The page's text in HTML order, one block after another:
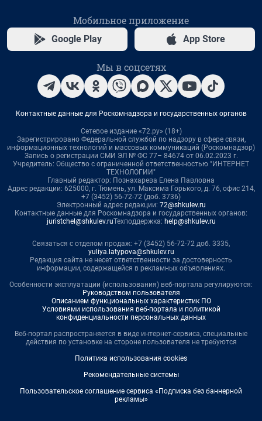
Мобильное приложение
Google Play App Store
Мы в соцсетях
Контактные данные для Роскомнадзора и государственных органов
Сетевое издание «72.ру» (18+)
Зарегистрировано Федеральной службой по надзору в сфере связи,
информационных технологий и массовых коммуникаций (Роскомнадзор)
Запись о регистрации СМИ ЭЛ № ФС 77– 84674 от 06.02.2023 г.
Учредитель: Общество с ограниченной ответственностью "ИНТЕРНЕТ
ТЕХНОЛОГИИ"
Главный редактор: Познахарева Елена Павловна
Адрес редакции: 625000, г. Тюмень, ул. Максима Горького, д. 76, офис 214,
+7 (3452) 56-72-72 (доб. 3736)
Электронный адрес редакции: 72@shkulev.ru
Контактные данные для Роскомнадзора и государственных органов:
juristchel@shkulev.ruТехподдержка: help@shkulev.ru
Связаться с отделом продаж: +7 (3452) 56-72-72 доб. 3335,
yuliya.latypova@shkulev.ru
Редакция сайта не несет ответственности за достоверность
информации, содержащейся в рекламных объявлениях.
Особенности эксплуатации (использования) веб-портала регулируются:
Руководством пользователя
Описанием функциональных характеристик ПО
Условиями использования веб-портала и политикой
конфиденциальности персональных данных
Веб-портал распространяется в виде интернет-сервиса, специальные
действия по установке на стороне пользователя не требуются
Политика использования cookies
Рекомендательные системы
Пользовательское соглашение сервиса «Подписка без баннерной
рекламы»